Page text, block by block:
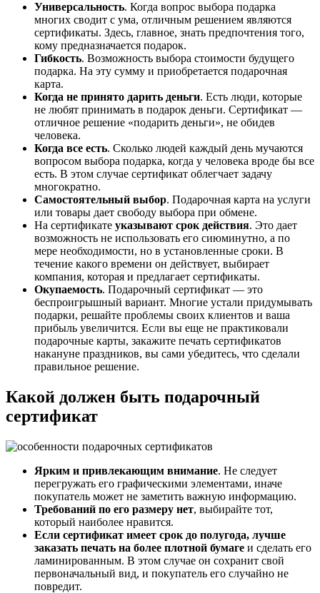
Универсальность. Когда вопрос выбора подарка
многих сводит с ума, отличным решением являются
сертификаты. Здесь, главное, знать предпочтения того,
кому предназначается подарок.
Гибкость. Возможность выбора стоимости будущего
подарка. На эту сумму и приобретается подарочная
карта.
Когда не принято дарить деньги. Есть люди, которые
не любят принимать в подарок деньги. Сертификат —
отличное решение «подарить деньги», не обидев
человека.
Когда все есть. Сколько людей каждый день мучаются
вопросом выбора подарка, когда у человека вроде бы все
есть. В этом случае сертификат облегчает задачу
многократно.
Самостоятельный выбор. Подарочная карта на услуги
или товары дает свободу выбора при обмене.
На сертификате указывают срок действия. Это дает
возможность не использовать его сиюминутно, а по
мере необходимости, но в установленные сроки. В
течение какого времени он действует, выбирает
компания, которая и предлагает сертификаты.
Окупаемость. Подарочный сертификат — это
беспроигрышный вариант. Многие устали придумывать
подарки, решайте проблемы своих клиентов и ваша
прибыль увеличится. Если вы еще не практиковали
подарочные карты, закажите печать сертификатов
накануне праздников, вы сами убедитесь, что сделали
правильное решение.
Какой должен быть подарочный
сертификат
Ярким и привлекающим внимание. Не следует
перегружать его графическими элементами, иначе
покупатель может не заметить важную информацию.
Требований по его размеру нет, выбирайте тот,
который наиболее нравится.
Если сертификат имеет срок до полугода, лучше
заказать печать на более плотной бумаге и сделать его
ламинированным. В этом случае он сохранит свой
первоначальный вид, и покупатель его случайно не
повредит.